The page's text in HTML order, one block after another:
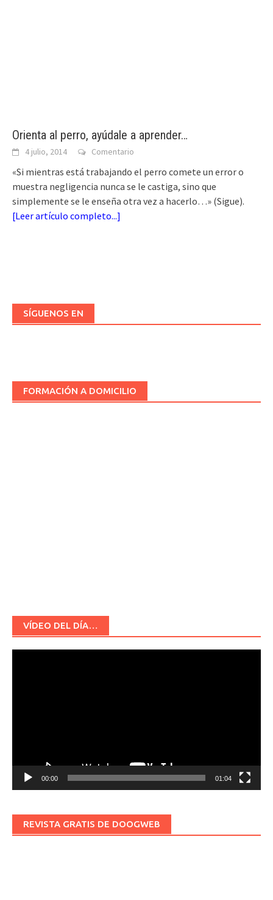
Orienta al perro, ayúdale a aprender…
4 julio, 2014 Comentario
«Si mientras está trabajando el perro comete un error o
muestra negligencia nunca se le castiga, sino que
simplemente se le enseña otra vez a hacerlo…» (Sigue).
[Leer artículo completo...]
SÍGUENOS EN
FORMACIÓN A DOMICILIO
VÍDEO DEL DÍA…
00:00 01:04
REVISTA GRATIS DE DOOGWEB